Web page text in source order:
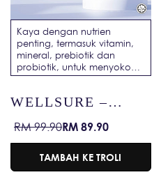
Kaya dengan nutrien
penting, termasuk vitamin,
mineral, prebiotik dan
probiotik, untuk menyokong
kesihatan dan
WELLSURE –
STRENGTH /
COMPLETE
NUTRITION /
Harga
jualan
RM 99.90Harga
biasa
RM 89.90
TAMBAH KE TROLI